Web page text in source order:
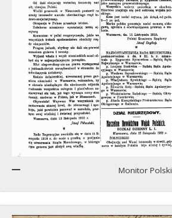
Monitor Polski